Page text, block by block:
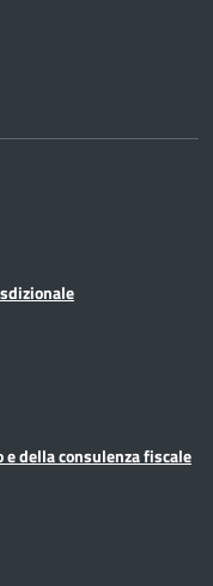
della consulenza fiscale